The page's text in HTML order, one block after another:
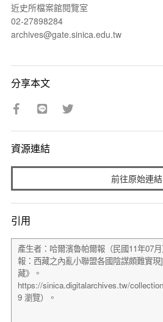
近史所檔案館閱覽室
02-27898284
archives@gate.sinica.edu.tw
分享本文
資源連結
前往原始連結
引用